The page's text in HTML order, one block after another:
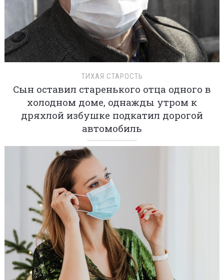
ТИХАЯ СТАРОСТЬ
Сын оставил старенького отца одного в
холодном доме, однажды утром к
дряхлой избушке подкатил дорогой
автомобиль